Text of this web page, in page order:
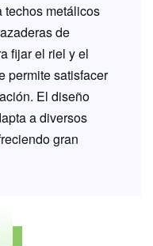
techos metálicos
de
fijar el riel y el
permite satisfacer
El diseño
a diversos
gran